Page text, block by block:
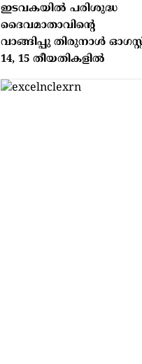
ഇടവകയില്‍ പരിശുദ്ധ
ദൈവമാതാവിന്റെ
വാങ്ങിപ്പു തിരുനാള്‍
14, 15 തീയതികളില്‍